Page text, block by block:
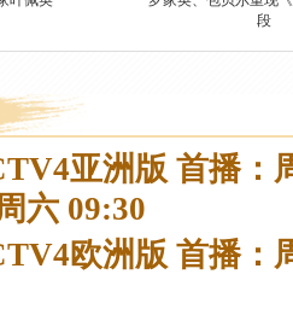
段
亚洲版 首播：周
六 09:30
欧洲版 首播：周